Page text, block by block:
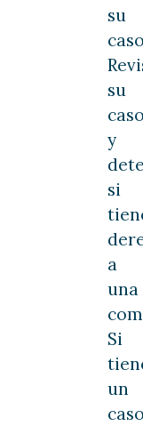
su
su
y
si
a
una
Si
un